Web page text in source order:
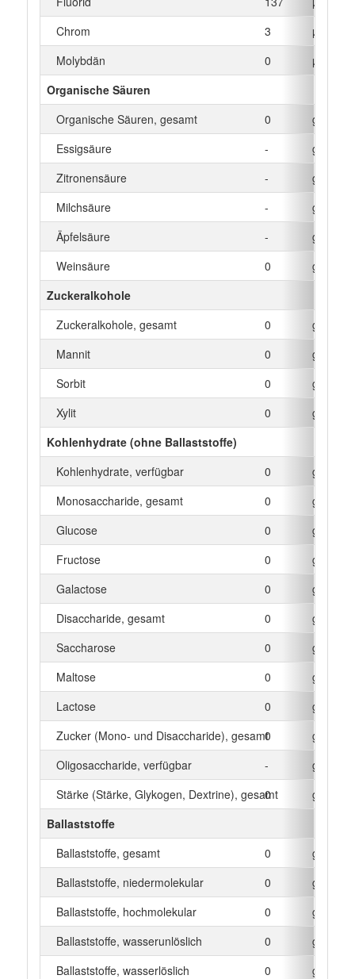
Chrom
3
µg
Molybdän
0
µg
Organische Säuren
Organische Säuren, gesamt
0
g
Essigsäure
-
g
Zitronensäure
-
g
Milchsäure
-
g
Äpfelsäure
-
g
Weinsäure
0
g
Zuckeralkohole
Zuckeralkohole, gesamt
0
g
Mannit
0
g
Sorbit
0
g
Xylit
0
g
Kohlenhydrate (ohne Ballaststoffe)
Kohlenhydrate, verfügbar
0
g
Monosaccharide, gesamt
0
g
Glucose
0
g
Fructose
0
g
Galactose
0
g
Disaccharide, gesamt
0
g
Saccharose
0
g
Maltose
0
g
Lactose
0
g
Zucker (Mono- und Disaccharide), gesamt0
g
Oligosaccharide, verfügbar
-
g
Stärke (Stärke, Glykogen, Dextrine), gesamt
0
g
Ballaststoffe
Ballaststoffe, gesamt
0
g
Ballaststoffe, niedermolekular
0
g
Ballaststoffe, hochmolekular
0
g
Ballaststoffe, wasserunlöslich
0
g
Ballaststoffe, wasserlöslich
0
g